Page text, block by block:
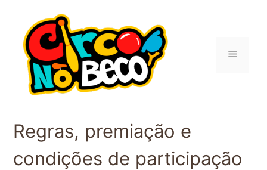
conteúdo
Menu
Regras, premiação e
condições de participação